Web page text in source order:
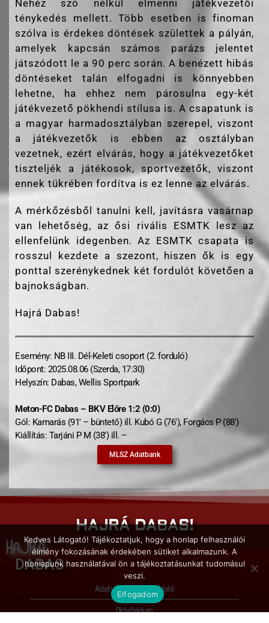
Nehéz szó nélkül elmenni játékvezetői
ténykedés mellett. Több esetben is finoman
szólva is érdekes döntések születtek a pályán,
amelyek kapcsán számos parázs jelentet
játszódott le a 90 perc során. A benézett hibás
döntéseket talán elfogadni is könnyebben
lehetne, ha ehhez nem párosulna egy-két
játékvezető pökhendi stílusa is. A csapatunk is
a magyar harmadosztályban szerepel, viszont
a játékvezetők is ebben az osztályban
vezetnek, ezért elvárás, hogy a játékvezetőket
tiszteljék a játékosok, sportvezetők, viszont
ennek tükrében fordítva is ez lenne az elvárás.
A mérkőzésből tanulni kell, javításra vasárnap
van lehetőség, az ősi rivális ESMTK lesz az
ellenfelünk idegenben. Az ESMTK csapata is
rosszul kezdete a szezont, hiszen ők is egy
ponttal szerénykednek két fordulót követően a
bajnokságban.
Hajrá Dabas!
Esemény: NB III. Dél-Keleti csoport (2. forduló)
Időpont: 2025.08.06 (Szerda, 17:30)
Helyszín: Dabas, Wellis Sportpark
Meton-FC Dabas – BKV Előre 1:2 (0:0)
Gól: Kamarás (91′ – büntető) ill. Kubó G (76′), Forgács P (88′)
Kiállítás: Tarjáni P M (38′) ill. –
MLSZ Adatbank
HAJRÁ DABAS!
HAJRÁ
DABAS
Adatvédelmi tájékoztató
Oldaltérkép
Kedves Látogató! Tájékoztatjuk, hogy a honlap felhasználói
élmény fokozásának érdekében sütiket alkalmazunk. A
honlapunk használatával ön a tájékoztatásunkat tudomásul
veszi.
Elfogadom